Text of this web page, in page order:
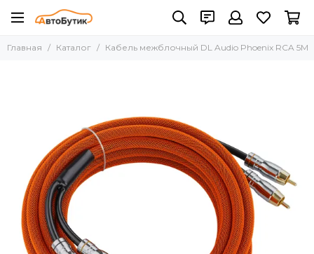
Главная Каталог Кабель межблочный DL Audio Phoenix RCA 5M